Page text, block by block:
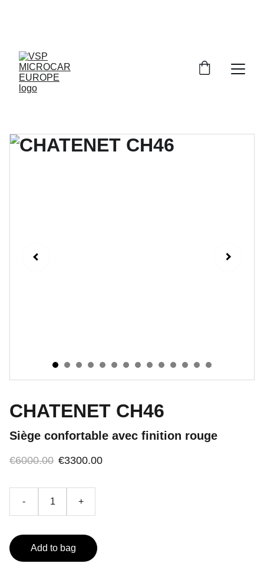
CHATENET CH46
Siège confortable avec finition rouge
€6000.00 €3300.00
- +
Add to bag